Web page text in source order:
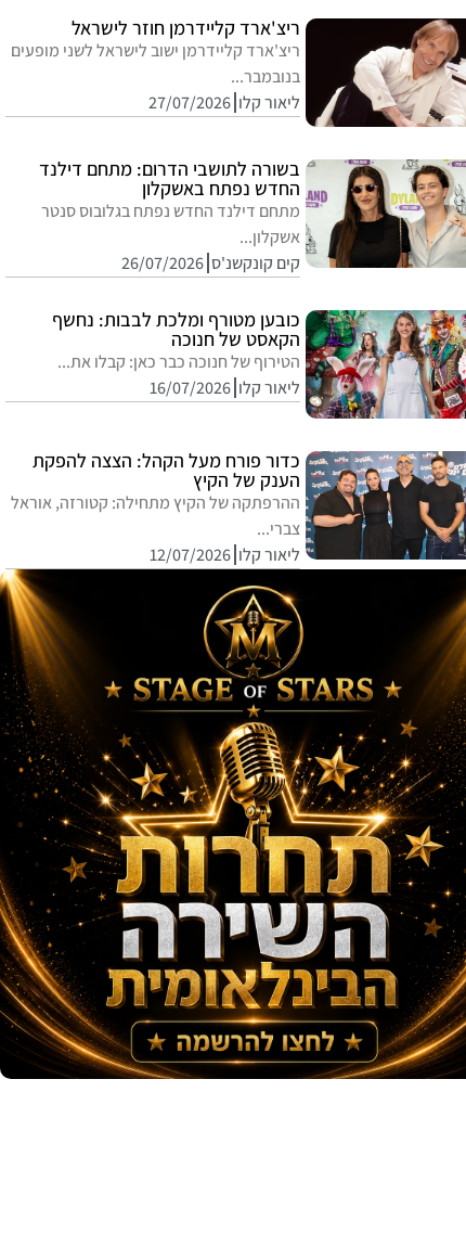
ריצ'ארד קליידרמן חוזר לישראל
ריצ'ארד קליידרמן ישוב לישראל לשני מופעים
בנובמבר...
ליאור קלו 27/07/2026
בשורה לתושבי הדרום: מתחם דילנד
החדש נפתח באשקלון
מתחם דילנד החדש נפתח בגלובוס סנטר
אשקלון...
קים קונקשנ'ס 26/07/2026
כובען מטורף ומלכת לבבות: נחשף
הקאסט של חנוכה
הטירוף של חנוכה כבר כאן: קבלו את...
ליאור קלו 16/07/2026
כדור פורח מעל הקהל: הצצה להפקת
הענק של הקיץ
ההרפתקה של הקיץ מתחילה: קטורזה, אוראל
צברי...
ליאור קלו 12/07/2026